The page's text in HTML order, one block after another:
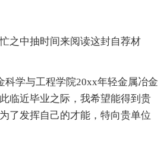
之中抽时间来阅读这封自荐材
科学与工程学院20xx年轻金属冶金
临近毕业之际，我希望能得到贵
了发挥自己的才能，特向贵单位